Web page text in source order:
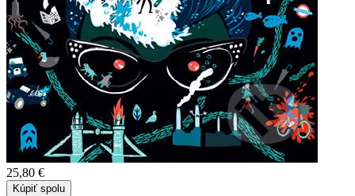
25,80 €
Kúpiť spolu